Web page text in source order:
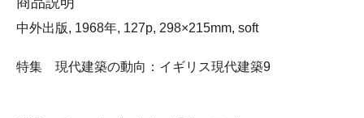
中外出版, 1968年, 127p, 298×215mm, soft
特集 現代建築の動向：イギリス現代建築9